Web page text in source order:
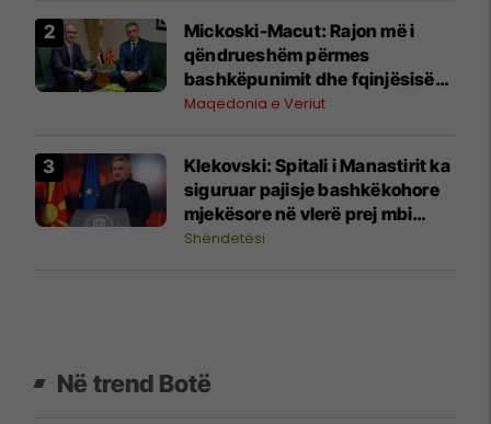
Mickoski-Macut: Rajon më i
qëndrueshëm përmes
bashkëpunimit dhe fqinjësisë
së mirë RMV-Serbi
Maqedonia e Veriut
Klekovski: Spitali i Manastirit ka
siguruar pajisje bashkëkohore
mjekësore në vlerë prej mbi
30,4 milionë denarë
Shëndetësi
Në trend Botë